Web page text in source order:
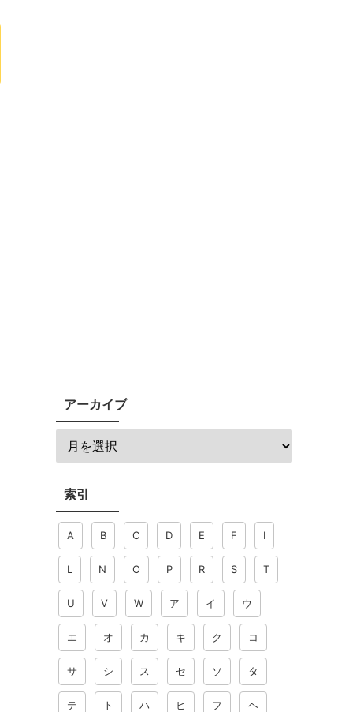
アーカイブ
索引
A B C D E F I
L N O P R S T
U V W ア イ ウ
エ オ カ キ ク コ
サ シ ス セ ソ タ
テ ト ハ ヒ フ ヘ